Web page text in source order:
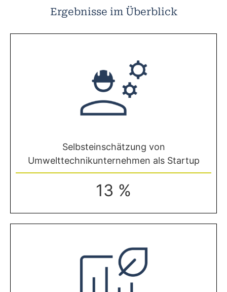
Ergebnisse im Überblick
Selbsteinschätzung von
Umwelttechnikunternehmen als Startup
13 %